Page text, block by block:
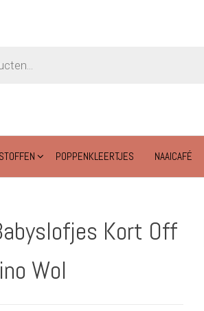
STOFFEN POPPENKLEERTJES NAAICAFÉ
Kort Off
Wol